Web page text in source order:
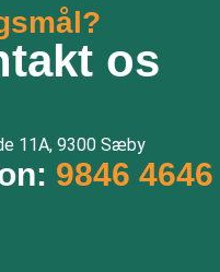
os
11A, 9300 Sæby
9846 4646